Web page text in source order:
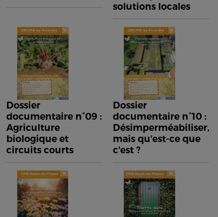
solutions locales
Dossier
documentaire n°09 :
Agriculture
biologique et
circuits courts
Dossier
documentaire n°10 :
Désimperméabiliser,
mais qu'est-ce que
c'est ?